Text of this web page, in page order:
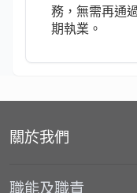
務，無需再通
期執業。
關於我們
職能及職責